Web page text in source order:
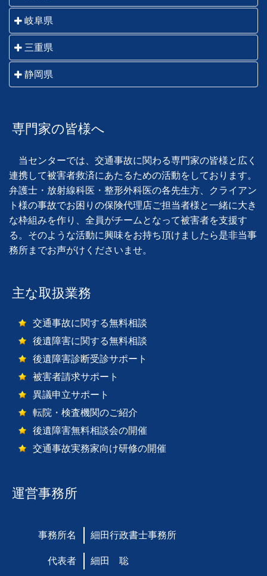
名古屋市・一宮市・瀬戸市・春日井市・犬山市・江南
市・小牧市・稲沢市・尾張旭市・岩倉市・豊明市・日
進市・清須市・北名古屋市・長久手市・津島市・愛西
市・弥富市・あま市・半田市・常滑市・東海市・大府
市・知多市・岡崎市・碧南市・刈谷市・豊田市・安城
岐阜県
岐阜市・羽島市・各務原市・山県市・瑞穂市・本巣
市・大垣市・海津市・関市・美濃市・美濃加茂市・可
児市・郡上市・多治見市・中津川市・瑞浪市・恵那
三重県
桑名市・いなべ市・四日市市・鈴鹿市・亀山市・津
市・松阪市・伊勢市・鳥羽市・志摩市・伊賀市・名張
静岡県
磐田市・森町・浜松市・湖西市
専門家の皆様へ
当センターでは、交通事故に関わる専門家の皆様と広く
連携して被害者救済にあたるための活動をしております。
弁護士・放射線科医・整形外科医の各先生方、クライアン
ト様の事故でお困りの保険代理店ご担当者様と一緒に大き
な枠組みを作り、全員がチームとなって被害者を支援す
る。そのような活動に興味をお持ち頂けましたら是非当事
務所までお声がけくださいませ。
主な取扱業務
交通事故に関する無料相談
後遺障害に関する無料相談
後遺障害診断受診サポート
被害者請求サポート
異議申立サポート
転院・検査機関のご紹介
後遺障害無料相談会の開催
交通事故実務家向け研修の開催
運営事務所
事務所名 細田行政書士事務所
代表者 細田 聡